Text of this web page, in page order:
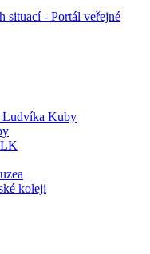
situací - Portál veřejné
Ludvíka Kuby
koleji